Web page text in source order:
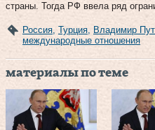
страны. Тогда РФ ввела ряд
Россия Турция Владимир
международные отношения
материалы по теме